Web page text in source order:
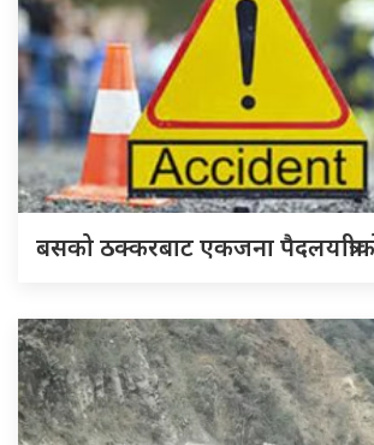
बसको ठक्करबाट एकजना